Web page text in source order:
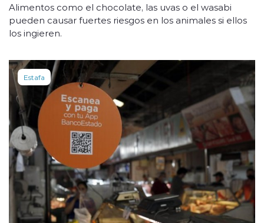
Alimentos como el chocolate, las uvas o el wasabi
pueden causar fuertes riesgos en los animales si ellos
los ingieren.
Estafa